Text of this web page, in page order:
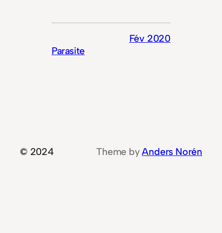
Parasite
Fév 2020
© 2024 Theme byAnders Norén